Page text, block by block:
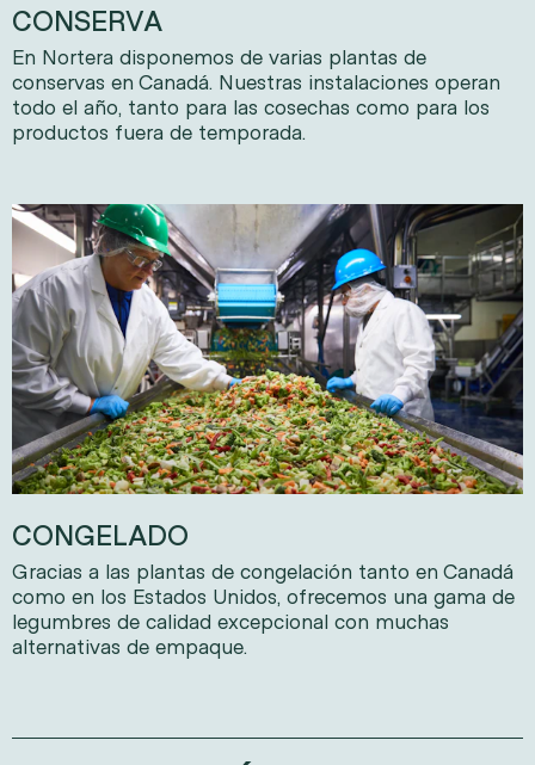
CONSERVA
En Nortera disponemos de varias plantas de
conservas en Canadá. Nuestras instalaciones operan
todo el año, tanto para las cosechas como para los
productos fuera de temporada.
CONGELADO
Gracias a las plantas de congelación tanto en Canadá
como en los Estados Unidos, ofrecemos una gama de
legumbres de calidad excepcional con muchas
alternativas de empaque.